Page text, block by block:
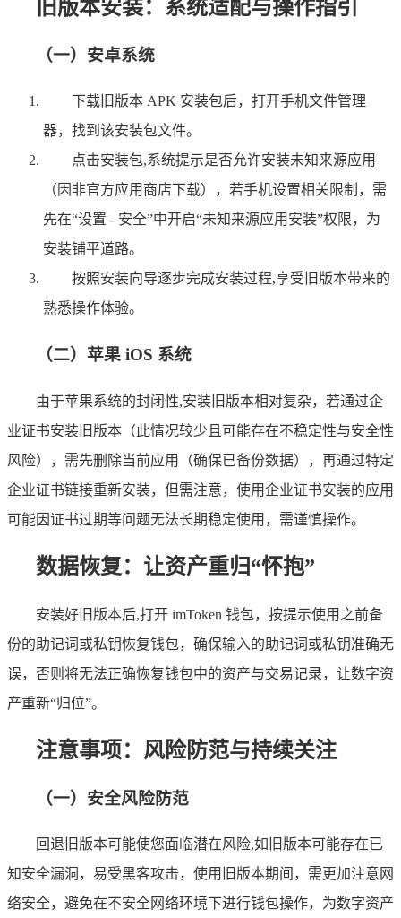
旧版本安装：系统适配与操作指引
（一）安卓系统
下载旧版本 APK 安装包后，打开手机文件管理
器，找到该安装包文件。
点击安装包,系统提示是否允许安装未知来源应用
（因非官方应用商店下载），若手机设置相关限制，需
先在“设置 - 安全”中开启“未知来源应用安装”权限，为
安装铺平道路。
按照安装向导逐步完成安装过程,享受旧版本带来的
熟悉操作体验。
（二）苹果 iOS 系统
由于苹果系统的封闭性,安装旧版本相对复杂，若通过企
业证书安装旧版本（此情况较少且可能存在不稳定性与安全性
风险），需先删除当前应用（确保已备份数据），再通过特定
企业证书链接重新安装，但需注意，使用企业证书安装的应用
可能因证书过期等问题无法长期稳定使用，需谨慎操作。
数据恢复：让资产重归“怀抱”
安装好旧版本后,打开 imToken 钱包，按提示使用之前备
份的助记词或私钥恢复钱包，确保输入的助记词或私钥准确无
误，否则将无法正确恢复钱包中的资产与交易记录，让数字资
产重新“归位”。
注意事项：风险防范与持续关注
（一）安全风险防范
回退旧版本可能使您面临潜在风险,如旧版本可能存在已
知安全漏洞，易受黑客攻击，使用旧版本期间，需更加注意网
络安全，避免在不安全网络环境下进行钱包操作，为数字资产